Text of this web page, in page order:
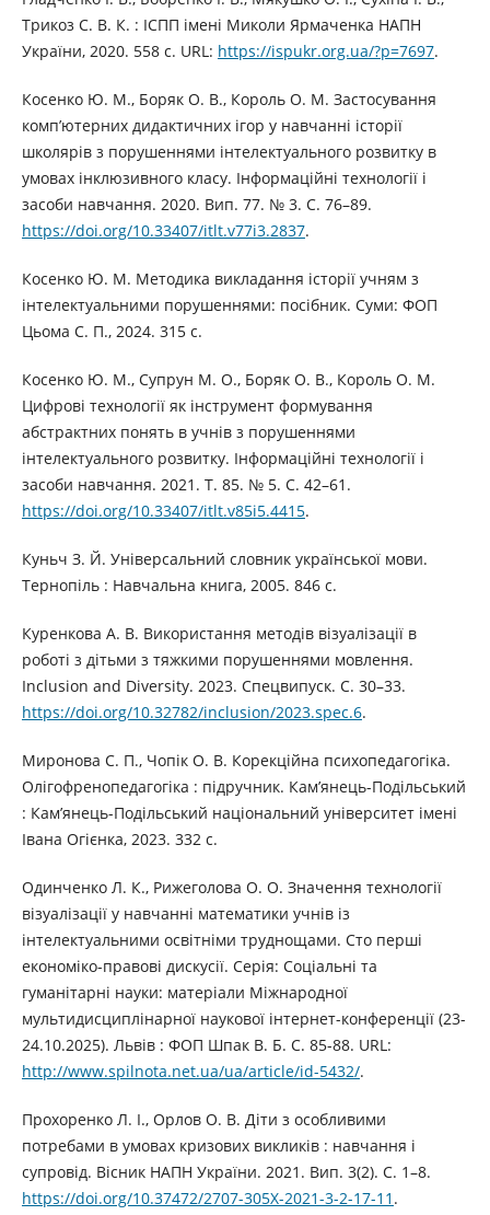
Трикоз С. В. К. : ІСПП імені Миколи Ярмаченка НАПН
України, 2020. 558 с. URL: https://ispukr.org.ua/?p=7697.
Косенко Ю. М., Боряк О. В., Король О. М. Застосування
комп’ютерних дидактичних ігор у навчанні історії
школярів з порушеннями інтелектуального розвитку в
умовах інклюзивного класу. Інформаційні технології і
засоби навчання. 2020. Вип. 77. № 3. С. 76–89.
https://doi.org/10.33407/itlt.v77i3.2837.
Косенко Ю. М. Методика викладання історії учням з
інтелектуальними порушеннями: посібник. Суми: ФОП
Цьома С. П., 2024. 315 с.
Косенко Ю. М., Супрун М. О., Боряк О. В., Король О. М.
Цифрові технології як інструмент формування
абстрактних понять в учнів з порушеннями
інтелектуального розвитку. Інформаційні технології і
засоби навчання. 2021. Т. 85. № 5. С. 42–61.
https://doi.org/10.33407/itlt.v85i5.4415.
Куньч З. Й. Універсальний словник української мови.
Тернопіль : Навчальна книга, 2005. 846 с.
Куренкова А. В. Використання методів візуалізації в
роботі з дітьми з тяжкими порушеннями мовлення.
Inclusion and Diversity. 2023. Cпецвипуск. C. 30–33.
https://doi.org/10.32782/inclusion/2023.spec.6.
Миронова С. П., Чопік О. В. Корекційна психопедагогіка.
Олігофренопедагогіка : підручник. Кам’янець-Подільський
: Кам’янець-Подільський національний університет імені
Івана Огієнка, 2023. 332 с.
Одинченко Л. К., Рижеголова О. О. Значення технології
візуалізації у навчанні математики учнів із
інтелектуальними освітніми труднощами. Сто перші
економіко-правові дискусії. Серія: Соціальні та
гуманітарні науки: матеріали Міжнародної
мультидисциплінарної наукової інтернет-конференції (23-
24.10.2025). Львів : ФОП Шпак В. Б. С. 85-88. URL:
http://www.spilnota.net.ua/ua/article/id-5432/.
Прохоренко Л. І., Орлов О. В. Діти з особливими
потребами в умовах кризових викликів : навчання і
супровід. Вісник НАПН України. 2021. Вип. 3(2). С. 1–8.
https://doi.org/10.37472/2707-305X-2021-3-2-17-11 .